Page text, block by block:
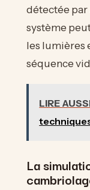
détectée par
système
les lumières
séquence
LIRE
La